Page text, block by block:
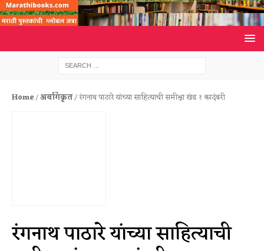
Home/अवर्गिकृत/ रंगनाथ पाठारे यांच्या साहित्याची समीक्षा खंड १ कादंबरी
रंगनाथ पाठारे यांच्या साहित्याची